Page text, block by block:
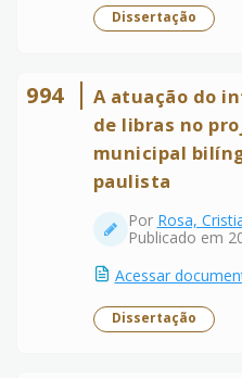
Dissertação
994
A atuação do
de libras no
municipal
paulista
Por Rosa,
Publicado em
Acessar
Dissertação